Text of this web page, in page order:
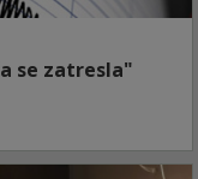
se zatresla"